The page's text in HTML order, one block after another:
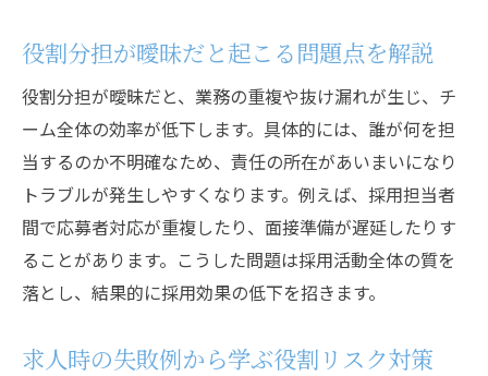
役割分担が曖昧だと起こる問題点を解説
役割分担が曖昧だと、業務の重複や抜け漏れが生じ、チ
ーム全体の効率が低下します。具体的には、誰が何を担
当するのか不明確なため、責任の所在があいまいになり
トラブルが発生しやすくなります。例えば、採用担当者
間で応募者対応が重複したり、面接準備が遅延したりす
ることがあります。こうした問題は採用活動全体の質を
落とし、結果的に採用効果の低下を招きます。
求人時の失敗例から学ぶ役割リスク対策